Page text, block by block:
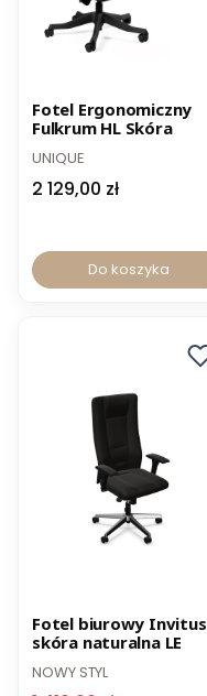
Norma BHP
-12% z kodem PROMO12
Fotel Ergonomiczny
Fulkrum HL Skóra
UNIQUE
2 129,00 zł
Do koszyka
Promocja
Fotel biurowy Invitus
skóra naturalna LE
NOWY STYL